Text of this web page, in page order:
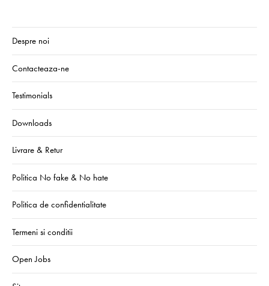
Despre noi
Contacteaza-ne
Testimonials
Downloads
Livrare & Retur
Politica No fake & No hate
Politica de confidentialitate
Termeni si conditii
Open Jobs